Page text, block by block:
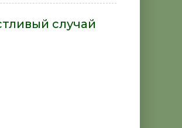
случай